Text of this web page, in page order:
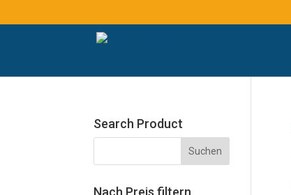
Search Product
Nach Preis filtern